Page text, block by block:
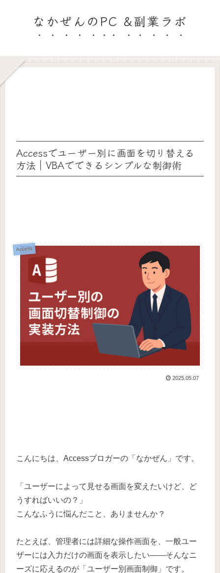
なかぜんのPC &副業ラボ
Accessでユーザー別に画面を切り替える
方法｜VBAでできるシンプルな制御術
Access
2025.05.07
こんにちは、Accessブロガーの「なかぜん」です。
「ユーザーによって見せる画面を変えたいけど、ど
うすればいいの？」
こんなふうに悩んだこと、ありませんか？
たとえば、管理者には詳細な操作画面を、一般ユー
ザーには入力だけの画面を表示したい——そんなニ
ーズに応えるのが「ユーザー別画面制御」です。